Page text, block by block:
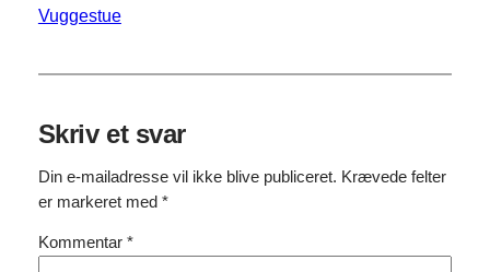
Vuggestue
Skriv et svar
Din e-mailadresse vil ikke blive publiceret. Krævede felter
er markeret med *
Kommentar *